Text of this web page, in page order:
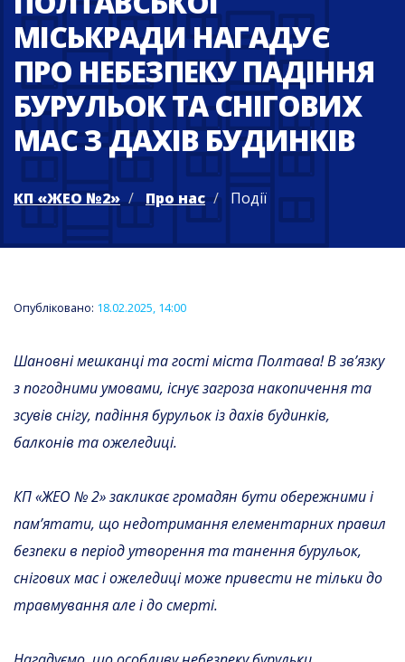
МІСЬКРАДИ НАГАДУЄ
ПРО НЕБЕЗПЕКУ ПАДІННЯ
БУРУЛЬОК ТА СНІГОВИХ
МАС З ДАХІВ БУДИНКІВ
КП «ЖЕО №2» Про нас Події
Опубліковано: 18.02.2025, 14:00
Шановні мешканці та гості міста Полтава!В зв’язку
з погодними умовами, існує загрозанакопичення та
зсувів снігу, падіння бурульок із дахів будинків,
балконів та ожеледиці.
КП «ЖЕО № 2» закликає громадян бути обережними і
пам’ятати, що недотримання елементарних правил
безпеки в періодутворення татанення бурульок,
снігових мас і ожеледиці може привести не тільки до
травмування але і до смерті.